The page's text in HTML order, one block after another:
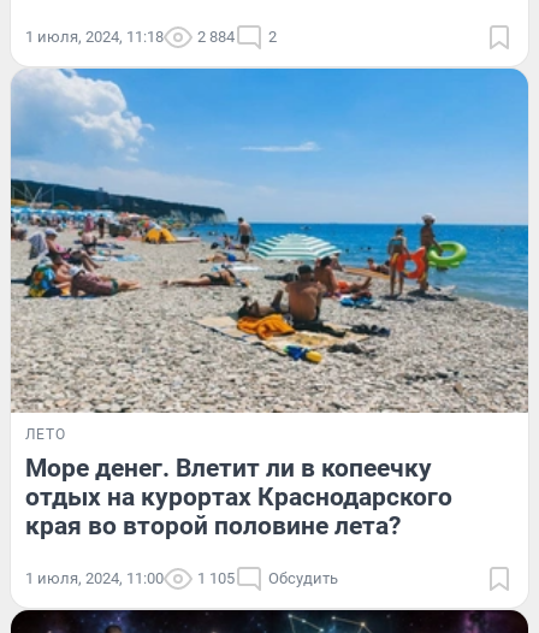
1 июля, 2024, 11:18 2 884 2
ЛЕТО
Море денег. Влетит ли в копеечку
отдых на курортах Краснодарского
края во второй половине лета?
1 июля, 2024, 11:00 1 105 Обсудить